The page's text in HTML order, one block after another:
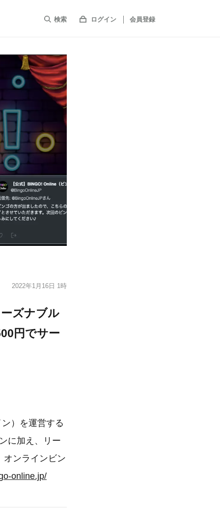
検索 ログイン 会員登録
2022年1月16日 1時
ズナブル
円でサー
）を運営する
に加え、リー
オンラインビン
online.jp/